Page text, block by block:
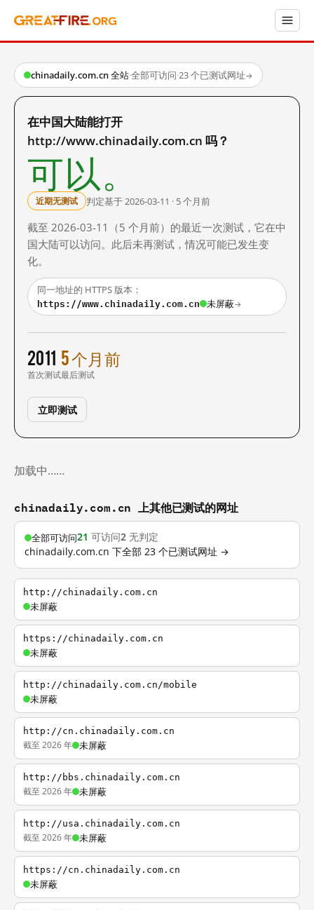
chinadaily.com.cn 全站·全部可访问·23 个已测试网址→
在中国大陆能打开
http://www.chinadaily.com.cn 吗？
可以。
近期无测试 判定基于 2026-03-11 · 5 个月前
截至 2026-03-11（5 个月前）的最近一次测试，它在中
国大陆可以访问。此后未再测试，情况可能已发生变
化。
同一地址的 HTTPS 版本：
https://www.chinadaily.com.cn 未屏蔽→
2011
首次测试
5 个月前
最后测试
立即测试
加载中……
chinadaily.com.cn 上其他已测试的网址
全部可访问21 可访问2 无判定
chinadaily.com.cn 下全部 23 个已测试网址 →
http://chinadaily.com.cn
未屏蔽
https://chinadaily.com.cn
未屏蔽
http://chinadaily.com.cn/mobile
未屏蔽
http://cn.chinadaily.com.cn
截至 2026 年 未屏蔽
http://bbs.chinadaily.com.cn
截至 2026 年 未屏蔽
http://usa.chinadaily.com.cn
截至 2026 年 未屏蔽
https://cn.chinadaily.com.cn
未屏蔽